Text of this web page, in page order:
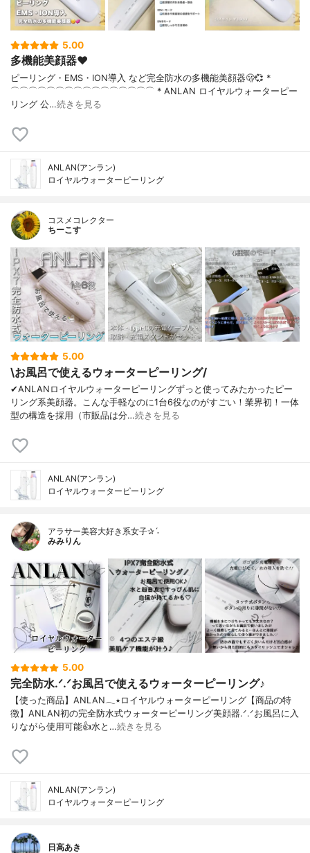
5.00
多機能美顔器❤︎
ピーリング・EMS・ION導入 など完全防水の多機能美顔器🫢💞 *
⌒⌒⌒⌒⌒⌒⌒⌒⌒⌒⌒⌒⌒⌒⌒⌒ * ANLAN ロイヤルウォーターピー
リング 公…続きを見る
ANLAN(アンラン)
ロイヤルウォーターピーリング
コスメコレクター
ちーこす
5.00
\お風呂で使えるウォーターピーリング/
✔︎ANLANロイヤルウォーターピーリングずっと使ってみたかったピー
リング系美顔器。こんな手軽なのに1台6役なのがすごい！業界初！一体
型の構造を採用（市販品は分…続きを見る
ANLAN(アンラン)
ロイヤルウォーターピーリング
アラサー美容大好き系女子✰ˊ˗
みみりん
5.00
完全防水.ᐟ.ᐟお風呂で使えるウォーターピーリング♪
【使った商品】ANLAN𓂃٭ロイヤルウォーターピーリング【商品の特
徴】ANLAN初の完全防水式ウォーターピーリング美顔器.ᐟ.ᐟお風呂に入
りながら使用可能👍水と…続きを見る
ANLAN(アンラン)
ロイヤルウォーターピーリング
日高あき